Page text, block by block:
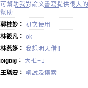
可幫助我對論文書寫提供很大的
幫助
郭桂妙： 初次使用
林筱凡： ok
林燕婷： 我想明天借!!
bigbig： 大推+1
王琇宏：
嚐試及摸索